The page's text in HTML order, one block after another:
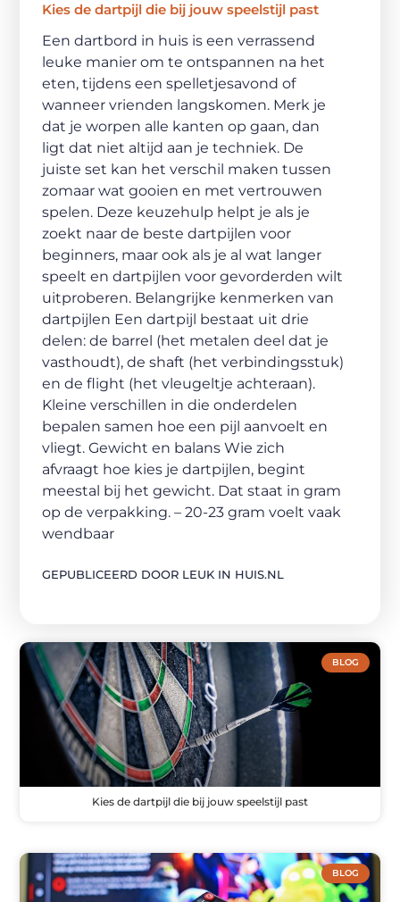
Kies de dartpijl die bij jouw speelstijl past
Een dartbord in huis is een verrassend
leuke manier om te ontspannen na het
eten, tijdens een spelletjesavond of
wanneer vrienden langskomen. Merk je
dat je worpen alle kanten op gaan, dan
ligt dat niet altijd aan je techniek. De
juiste set kan het verschil maken tussen
zomaar wat gooien en met vertrouwen
spelen. Deze keuzehulp helpt je als je
zoekt naar de beste dartpijlen voor
beginners, maar ook als je al wat langer
speelt en dartpijlen voor gevorderden wilt
uitproberen. Belangrijke kenmerken van
dartpijlen Een dartpijl bestaat uit drie
delen: de barrel (het metalen deel dat je
vasthoudt), de shaft (het verbindingsstuk)
en de flight (het vleugeltje achteraan).
Kleine verschillen in die onderdelen
bepalen samen hoe een pijl aanvoelt en
vliegt. Gewicht en balans Wie zich
afvraagt hoe kies je dartpijlen, begint
meestal bij het gewicht. Dat staat in gram
op de verpakking. – 20-23 gram voelt vaak
wendbaar
GEPUBLICEERD DOOR LEUK IN HUIS.NL
BLOG
Kies de dartpijl die bij jouw speelstijl past
BLOG